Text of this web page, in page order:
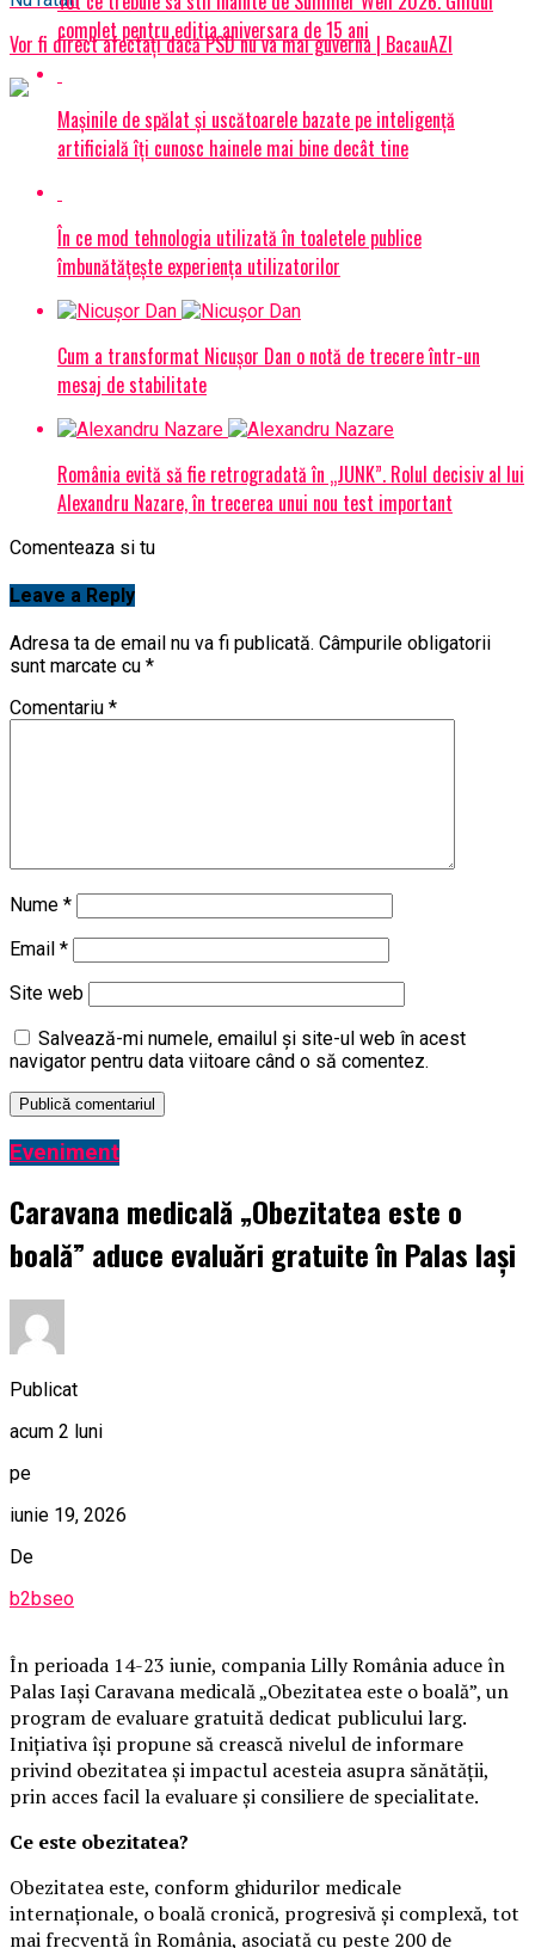
Vor fi direct afectați dacă PSD nu va mai guverna | BacauAZI
complet pentru editia aniversara de 15 ani
Mașinile de spălat și uscătoarele bazate pe inteligență
artificială îți cunosc hainele mai bine decât tine
În ce mod tehnologia utilizată în toaletele publice
îmbunătățește experiența utilizatorilor
Cum a transformat Nicușor Dan o notă de trecere într-un
mesaj de stabilitate
România evită să fie retrogradată în „JUNK”. Rolul decisiv al lui
Alexandru Nazare, în trecerea unui nou test important
Comenteaza si tu
Leave a Reply
Adresa ta de email nu va fi publicată. Câmpurile obligatorii
sunt marcate cu *
Comentariu *
Nume *
Email *
Site web
Salvează-mi numele, emailul și site-ul web în acest
navigator pentru data viitoare când o să comentez.
Eveniment
Caravana medicală „Obezitatea este o
boală” aduce evaluări gratuite în Palas Iași
Publicat
acum 2 luni
pe
iunie 19, 2026
De
b2bseo
În perioada 14-23 iunie, compania Lilly România aduce în
Palas Iași Caravana medicală „Obezitatea este o boală”, un
program de evaluare gratuită dedicat publicului larg.
Inițiativa își propune să crească nivelul de informare
privind obezitatea și impactul acesteia asupra sănătății,
prin acces facil la evaluare și consiliere de specialitate.
Ce este obezitatea?
Obezitatea este, conform ghidurilor medicale
internaționale, o boală cronică, progresivă și complexă, tot
mai frecventă în România, asociată cu peste 200 de